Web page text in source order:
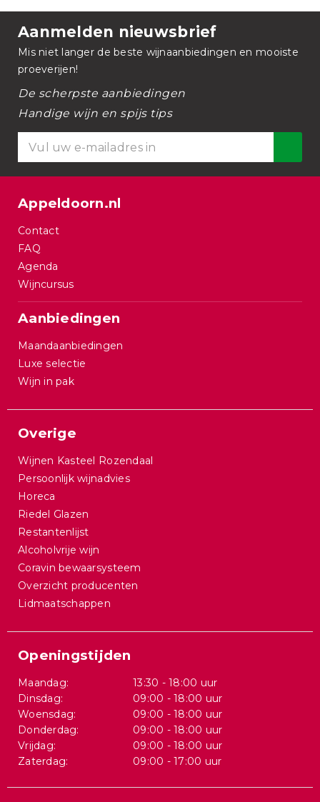
Aanmelden nieuwsbrief
Mis niet langer de beste wijnaanbiedingen en mooiste
proeverijen!
De scherpste aanbiedingen
Handige wijn en spijs tips
Appeldoorn.nl
Contact
FAQ
Agenda
Wijncursus
Aanbiedingen
Maandaanbiedingen
Luxe selectie
Wijn in pak
Overige
Wijnen Kasteel Rozendaal
Persoonlijk wijnadvies
Horeca
Riedel Glazen
Restantenlijst
Alcoholvrije wijn
Coravin bewaarsysteem
Overzicht producenten
Lidmaatschappen
Openingstijden
Maandag:
13:30 - 18:00 uur
Dinsdag:
09:00 - 18:00 uur
Woensdag:
09:00 - 18:00 uur
Donderdag:
09:00 - 18:00 uur
Vrijdag:
09:00 - 18:00 uur
Zaterdag:
09:00 - 17:00 uur